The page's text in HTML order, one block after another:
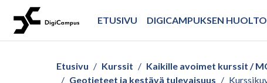
Siirry pääsisältöön
ETUSIVU
DIGICAMPUKSEN
Etusivu Kurssit Kaikille avoimet kurssit /
Geotieteet ja kestävä tulevaisuus